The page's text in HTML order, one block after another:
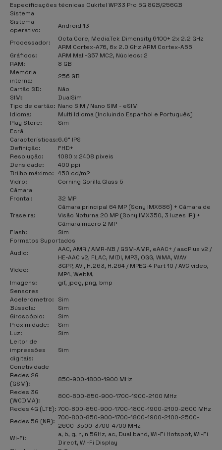
Especificações técnicas Oukitel WP33 Pro 5G 8GB/256GB
Sistema
Sistema
operativo:
Android 13
Processador:
Octa Core, MediaTek Dimensity 6100+ 2x 2.2 GHz
ARM Cortex-A76, 6x 2.0 GHz ARM Cortex-A55
Gráficos:
ARM Mali-G57 MC2, Núcleos: 2
RAM:
8 GB
Memória
interna:
256 GB
Cartão SD:
Não
SIM:
DualSim
Tipo de cartão: Nano SIM / Nano SIM - eSIM
Idioma:
Multi Idioma (Incluindo Espanhol e Português)
Play Store:
Sim
Ecrã
Características:6.6" IPS
Definição:
FHD+
Resolução:
1080 x 2408 píxeis
Densidade:
400 ppi
Brilho máximo: 450 cd/m2
Vidro:
Corning Gorilla Glass 5
Câmara
Frontal:
32 MP
Traseira:
Câmara principal 64 MP (Sony IMX686) + Câmara de
Visão Noturna 20 MP (Sony IMX350, 3 luzes IR) +
Câmara macro 2 MP
Flash:
Sim
Formatos Suportados
Áudio:
AAC, AMR / AMR-NB / GSM-AMR, eAAC+ / aacPlus v2 /
HE-AAC v2, FLAC, MIDI, MP3, OGG, WMA, WAV
Vídeo:
3GPP, AVI, H.263, H.264 / MPEG-4 Part 10 / AVC video,
MP4, WebM,
Imagens:
gif, jpeg, png, bmp
Sensores
Acelerómetro:
Sim
Bússola:
Sim
Giroscópio:
Sim
Proximidade:
Sim
Luz:
Sim
Leitor de
impressões
digitais:
Sim
Conetividade
Redes 2G
(GSM):
850-900-1800-1900 MHz
Redes 3G
(WCDMA):
800-800-850-900-1700-1900-2100 MHz
Redes 4G (LTE): 700-800-850-900-1700-1800-1900-2100-2600 MHz
Redes 5G (NR): 700-800-850-900-1700-1800-1900-2100-2500-
2600-3500-3700-4700 MHz
Wi-Fi:
a, b, g, n, n 5GHz, ac, Dual band, Wi-Fi Hotspot, Wi-Fi
Direct, Wi-Fi Display